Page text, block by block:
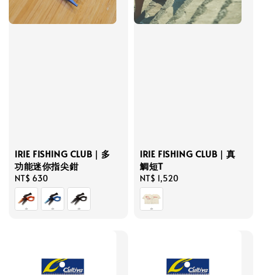
IRIE FISHING CLUB｜多
功能迷你指尖鉗
Regular
price
NT$ 630
IRIE FISHING CLUB｜真
鯛短T
Regular
price
NT$ 1,520